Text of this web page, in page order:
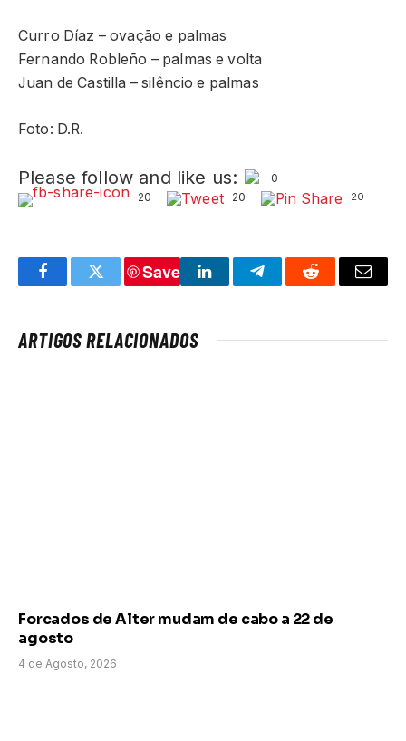
Curro Díaz – ovação e palmas
Fernando Robleño – palmas e volta
Juan de Castilla – silêncio e palmas
Foto: D.R.
Please follow and like us:
0
20
20 20
FacebookTwitter
Save
LinkedInTelegramReddit Email
ARTIGOS RELACIONADOS
Forcados de Alter mudam de cabo a 22 de
agosto
4 de Agosto, 2026